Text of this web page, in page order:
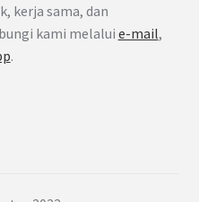
kerja sama, dan
kami melaluie-mail,
.